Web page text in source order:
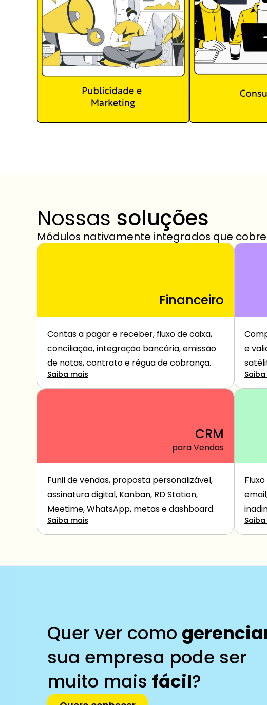
Nossas soluções
Módulos nativamente integrados que
Financeiro
Contas a pagar e receber, fluxo de caixa,
conciliação, integração bancária, emissão
de notas, contrato e régua de cobrança.
Saiba mais
e
CRM
para Vendas
Funil de vendas, proposta personalizável,
assinatura digital, Kanban, RD Station,
Meetime, WhatsApp, metas e dashboard.
Saiba mais
Quer ver como
sua empresa pode ser
muito mais fácil?